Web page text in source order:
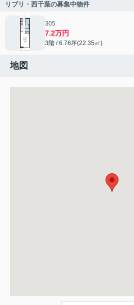
リブリ・西千葉の募集中物件
305
7.2万円
3階 / 6.76坪(22.35㎡)
地図